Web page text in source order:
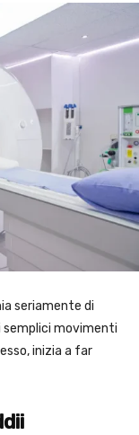
seriamente di
movimenti
inizia a far